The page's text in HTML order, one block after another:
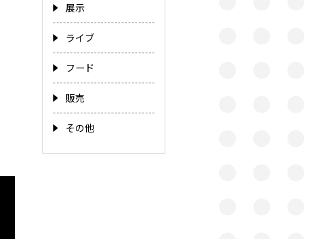
展示
ライブ
フード
販売
その他